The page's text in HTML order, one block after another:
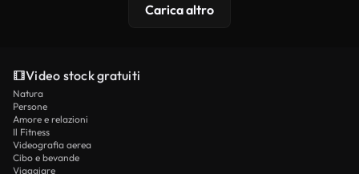
Carica altro
Video stock gratuiti
Natura
Persone
Amore e relazioni
Il Fitness
Videografia aerea
Cibo e bevande
Viaggiare